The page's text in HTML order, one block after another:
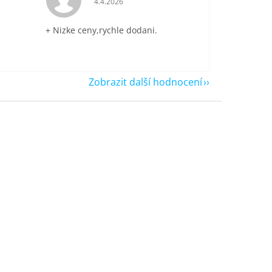
+ Nizke ceny,rychle dodani.
Zobrazit další hodnocení